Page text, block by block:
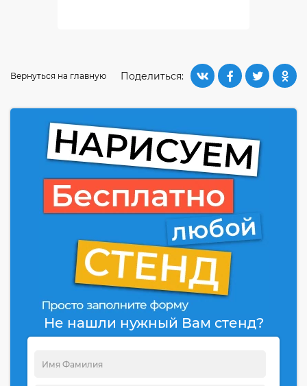
Поделиться:
Вернуться на главную
Не нашли нужный Вам стенд?